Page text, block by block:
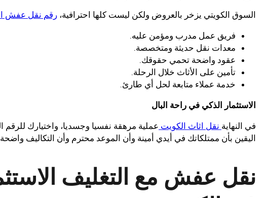
السوق الكويتي يزخر بالعروض ولكن ليست كلها احترافية، رقم نقل عفش
فريق عمل مدرب ومؤمن عليه.
معدات نقل حديثة ومتخصصة.
عقود واضحة تحمي حقوقك.
تأمين على الأثاث خلال الرحلة.
خدمة عملاء متابعة لحل أي طارئ.
الاستثمار الذكي في راحة البال
في النهاية نقل اثاث الكويت عملية مرهقة نفسيا وجسديا، واختيارك للرقم
اليقين بأن ممتلكاتك في أيدي أمينة وأن الموعد محترم وأن التكاليف
نقل عفش مع التغليف